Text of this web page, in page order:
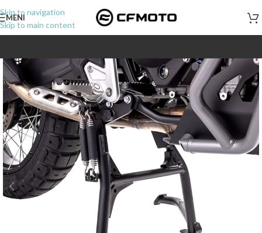
Skip to navigation
Skip to main content
MENI